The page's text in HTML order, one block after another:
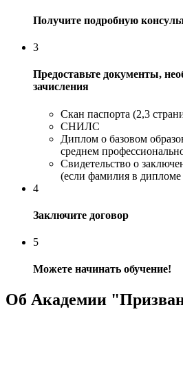
Получите подробную
3
Предоставьте документы,
зачисления
Скан паспорта (2,3
СНИЛС
Диплом о базовом
среднем
Свидетельство о
(если фамилия в дипломе
4
Заключите договор
5
Можете начинать обучение!
Об Академии